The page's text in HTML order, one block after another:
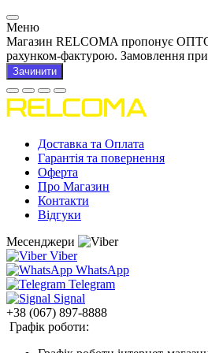
Меню
Магазин RELCOMA пропонує
рахунком-фактурою. Замовлення
Зачинити
Доставка та Оплата
Гарантія та повернення
Оферта
Про Магазин
Контакти
Відгуки
Месенджери
Viber
WhatsApp
Telegram
Signal
+38 (067) 897-8888
Графік роботи: